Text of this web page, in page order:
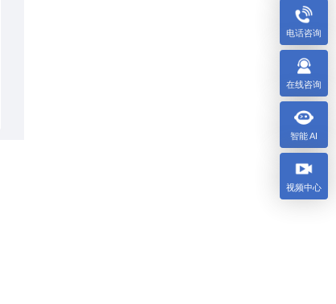
电话咨询
在线咨询
智能 AI
视频中心